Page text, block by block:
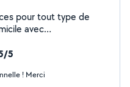
avec
,but,etc)
5
! Merci